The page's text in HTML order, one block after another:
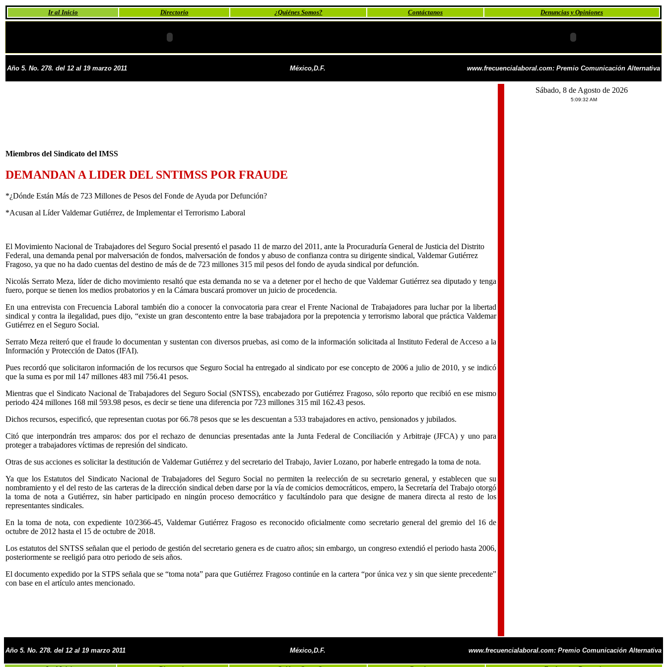
Ir al Inicio Directorio ¿Quiénes Somos? Contáctanos Denuncias y Opiniones
Año 5. No. 278. del 12 al 19 marzo 2011 México,D.F. www.frecuencialaboral.com: Premio Comunicación Alternativa
Miembros del Sindicato del IMSS
DEMANDAN A LIDER DEL SNTIMSS POR FRAUDE
*¿Dónde Están Más de 723 Millones de Pesos del Fonde de Ayuda por Defunción?
*Acusan al Líder Valdemar Gutiérrez, de Implementar el Terrorismo Laboral
El Movimiento Nacional de Trabajadores del Seguro Social presentó el pasado 11 de marzo del 2011, ante la Procuraduría General de Justicia del Distrito
Federal, una demanda penal por malversación de fondos, malversación de fondos y abuso de confianza contra su dirigente sindical, Valdemar Gutiérrez
Fragoso, ya que no ha dado cuentas del destino de más de de 723 millones 315 mil pesos del fondo de ayuda sindical por defunción.
Nicolás Serrato Meza, líder de dicho movimiento resaltó que esta demanda no se va a detener por el hecho de que Valdemar Gutiérrez sea diputado y tenga
fuero, porque se tienen los medios probatorios y en la Cámara buscará promover un juicio de procedencia.
En una entrevista con Frecuencia Laboral también dio a conocer la convocatoria para crear el Frente Nacional de Trabajadores para luchar por la libertad
sindical y contra la ilegalidad, pues dijo, “existe un gran descontento entre la base trabajadora por la prepotencia y terrorismo laboral que práctica Valdemar
Gutiérrez en el Seguro Social.
Serrato Meza reiteró que el fraude lo documentan y sustentan con diversos pruebas, asi como de la información solicitada al Instituto Federal de Acceso a la
Información y Protección de Datos (IFAI).
Pues recordó que solicitaron información de los recursos que Seguro Social ha entregado al sindicato por ese concepto de 2006 a julio de 2010, y se indicó
que la suma es por mil 147 millones 483 mil 756.41 pesos.
Mientras que el Sindicato Nacional de Trabajadores del Seguro Social (SNTSS), encabezado por Gutiérrez Fragoso, sólo reporto que recibió en ese mismo
periodo 424 millones 168 mil 593.98 pesos, es decir se tiene una diferencia por 723 millones 315 mil 162.43 pesos.
Dichos recursos, especificó, que representan cuotas por 66.78 pesos que se les descuentan a 533 trabajadores en activo, pensionados y jubilados.
Citó que interpondrán tres amparos: dos por el rechazo de denuncias presentadas ante la Junta Federal de Conciliación y Arbitraje (JFCA) y uno para
proteger a trabajadores víctimas de represión del sindicato.
Otras de sus acciones es solicitar la destitución de Valdemar Gutiérrez y del secretario del Trabajo, Javier Lozano, por haberle entregado la toma de nota.
Ya que los Estatutos del Sindicato Nacional de Trabajadores del Seguro Social no permiten la reelección de su secretario general, y establecen que su
nombramiento y el del resto de las carteras de la dirección sindical deben darse por la vía de comicios democráticos, empero, la Secretaría del Trabajo otorgó
la toma de nota a Gutiérrez, sin haber participado en ningún proceso democrático y facultándolo para que designe de manera directa al resto de los
representantes sindicales.
En la toma de nota, con expediente 10/2366-45, Valdemar Gutiérrez Fragoso es reconocido oficialmente como secretario general del gremio del 16 de
octubre de 2012 hasta el 15 de octubre de 2018.
Los estatutos del SNTSS señalan que el periodo de gestión del secretario genera es de cuatro años; sin embargo, un congreso extendió el periodo hasta 2006,
posteriormente se reeligió para otro periodo de seis años.
El documento expedido por la STPS señala que se “toma nota” para que Gutiérrez Fragoso continúe en la cartera “por única vez y sin que siente precedente”
con base en el artículo antes mencionado.
Sábado, 8 de Agosto de 2026
5:09:32 AM
Año 5. No. 278. del 12 al 19 marzo 2011 México,D.F. www.frecuencialaboral.com: Premio Comunicación Alternativa